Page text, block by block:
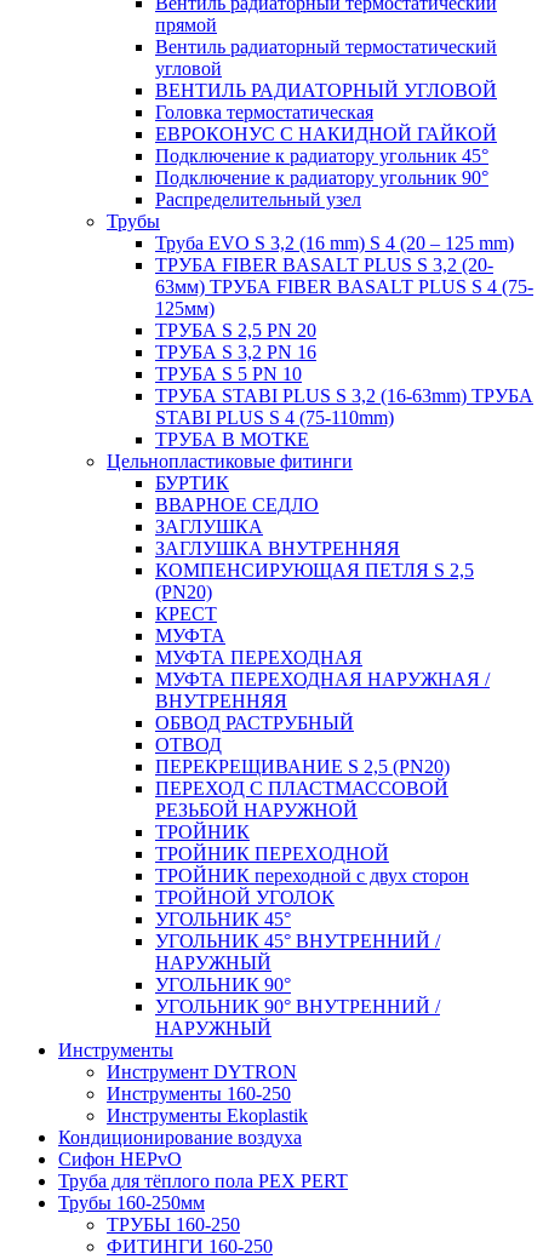
прямой
Вентиль радиаторный термостатический
угловой
ВЕНТИЛЬ РАДИАТОРНЫЙ УГЛОВОЙ
Головка термостатическая
ЕВРОКОНУС С НАКИДНОЙ ГАЙКОЙ
Подключение к радиатору угольник 45°
Подключение к радиатору угольник 90°
Распределительный узел
Трубы
Труба EVO S 3,2 (16 mm) S 4 (20 – 125 mm)
ТРУБА FIBER BASALT PLUS S 3,2 (20-
63мм) ТРУБА FIBER BASALT PLUS S 4 (75-
125мм)
ТРУБА S 2,5 PN 20
ТРУБА S 3,2 PN 16
ТРУБА S 5 PN 10
ТРУБА STABI PLUS S 3,2 (16-63mm) ТРУБА
STABI PLUS S 4 (75-110mm)
ТРУБА В МОТКЕ
Цельнопластиковые фитинги
БУРТИК
ВВАРНОЕ СЕДЛО
ЗАГЛУШКА
ЗАГЛУШКА ВНУТРЕННЯЯ
КОМПЕНСИРУЮЩАЯ ПЕТЛЯ S 2,5
(PN20)
КРЕСТ
МУФТА
МУФТА ПЕРЕХОДНАЯ
МУФТА ПЕРЕХОДНАЯ НАРУЖНАЯ /
ВНУТРЕННЯЯ
ОБВОД РАСТРУБНЫЙ
ОТВОД
ПЕРЕКРЕЩИВАНИЕ S 2,5 (PN20)
ПЕРЕХОД С ПЛАСТМАССОВОЙ
РЕЗЬБОЙ НАРУЖНОЙ
ТРОЙНИК
ТРОЙНИК ПЕРЕXОДНОЙ
ТРОЙНИК переходной с двух сторон
ТРОЙНОЙ УГОЛОК
УГОЛЬНИК 45°
УГОЛЬНИК 45° ВНУТРЕННИЙ /
НАРУЖНЫЙ
УГОЛЬНИК 90°
УГОЛЬНИК 90° ВНУТРЕННИЙ /
НАРУЖНЫЙ
Инструменты
Инструмент DYTRON
Инструменты 160-250
Инструменты Ekoplastik
Кондиционирование воздуха
Сифон HEPvO
Труба для тёплого пола PEX PERT
Трубы 160-250мм
ТРУБЫ 160-250
ФИТИНГИ 160-250